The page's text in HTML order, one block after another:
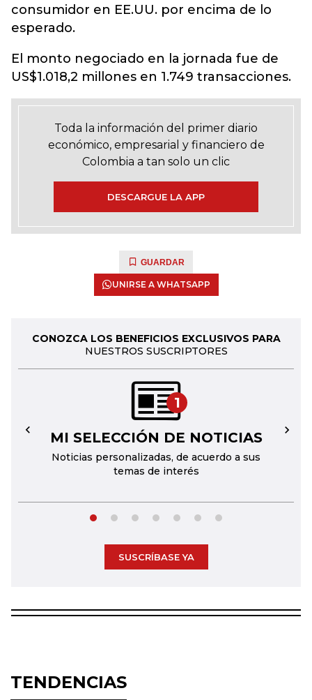
consumidor en EE.UU. por encima de lo
esperado.
El monto negociado en la jornada fue de
US$1.018,2 millones en 1.749 transacciones.
Toda la información del primer diario
económico, empresarial y financiero de
Colombia a tan solo un clic
DESCARGUE LA APP
GUARDAR
UNIRSE A WHATSAPP
CONOZCA LOS BENEFICIOS EXCLUSIVOS PARA
NUESTROS SUSCRIPTORES
1
MI SELECCIÓN DE NOTICIAS
Noticias personalizadas, de acuerdo a sus
temas de interés
← →
SUSCRÍBASE YA
TENDENCIAS